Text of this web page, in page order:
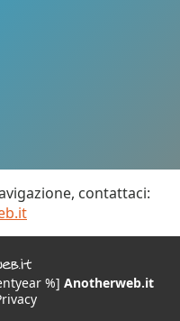
contattaci:
%] Anotherweb.it